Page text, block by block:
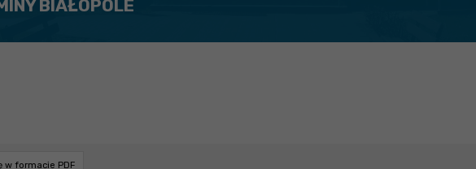
BIAŁOPOLE
w formacie PDF